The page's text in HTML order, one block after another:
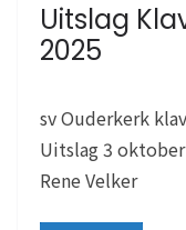
Uitslag
2025
sv Ouderkerk
Uitslag 3 oktober
Rene Velker